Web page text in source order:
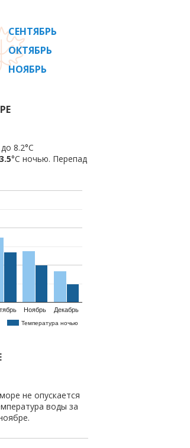
СЕНТЯБРЬ
ОКТЯБРЬ
НОЯБРЬ
8.2°C
°C ночью. Перепад
Температура ночью
Ноябрь Декабрь
не опускается
воды за